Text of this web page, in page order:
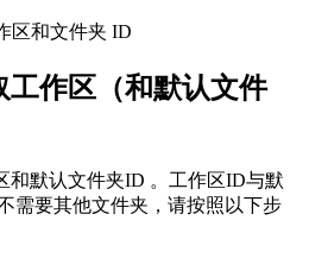
作区（和默认文件
和默认文件夹ID 。工作区ID与默
需要其他文件夹，请按照以下步